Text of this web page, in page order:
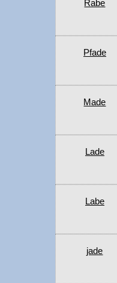
Rabe
Pfade
Made
Lade
Labe
jade